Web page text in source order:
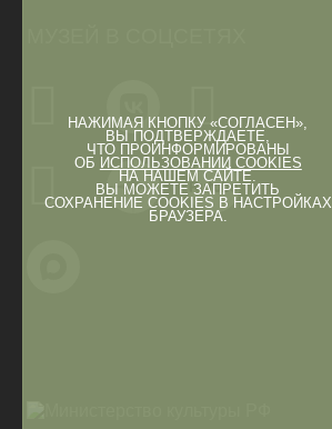
НАЖИМАЯ КНОПКУ «СОГЛАСЕН»,
ВЫ ПОДТВЕРЖДАЕТЕ,
ЧТО ПРОИНФОРМИРОВАНЫ
ОБ ИСПОЛЬЗОВАНИИ COOKIES
НА НАШЕМ САЙТЕ.
ВЫ МОЖЕТЕ ЗАПРЕТИТЬ
СОХРАНЕНИЕ COOKIES В НАСТРОЙКАХ
БРАУЗЕРА.